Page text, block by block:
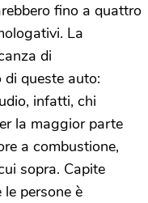
fino a quattro
La
di
di queste auto:
infatti, chi
la maggior parte
a combustione,
sopra. Capite
persone è